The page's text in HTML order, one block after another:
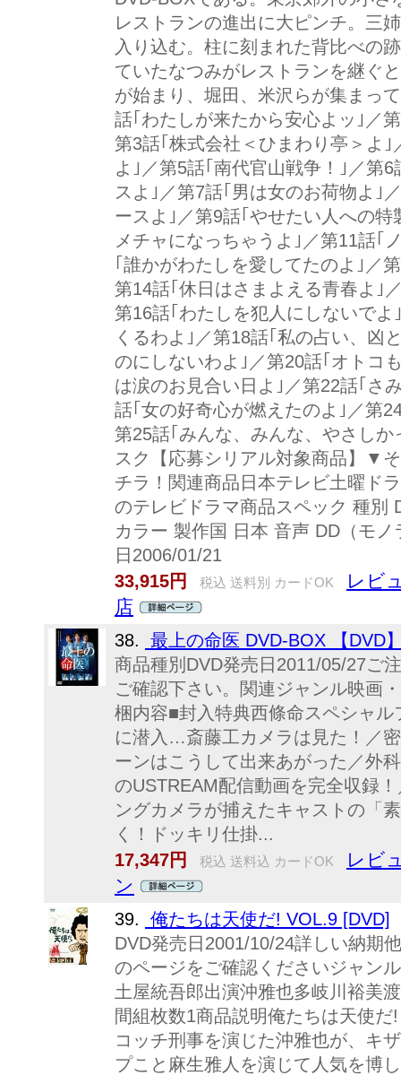
レストランの進出に大ピンチ。三
入り込む。柱に刻まれた背比べの
ていたなつみがレストランを継ぐ
が始まり、堀田、米沢らが集まっ
話｢わたしが来たから安心よッ｣／
第3話｢株式会社＜ひまわり亭＞よ
よ｣／第5話｢南代官山戦争！｣／第
スよ｣／第7話｢男は女のお荷物よ｣
ースよ｣／第9話｢やせたい人への
メチャになっちゃうよ｣／第11話｢
｢誰かがわたしを愛してたのよ｣／
第14話｢休日はさまよえる青春よ｣
第16話｢わたしを犯人にしないで
くるわよ｣／第18話｢私の占い、凶
のにしないわよ｣／第20話｢オトコ
は涙のお見合い日よ｣／第22話｢さ
話｢女の好奇心が燃えたのよ｣／第
第25話｢みんな、みんな、やさし
スク【応募シリアル対象商品】▼
チラ！関連商品日本テレビ土曜ド
のテレビドラマ商品スペック 種別
カラー 製作国 日本 音声 DD（
日2006/01/21
33,915円
税込 送料別 カードOK
レビ
店
38.
最上の命医 DVD-BOX 【DVD
商品種別DVD発売日2011/05/27ご
ご確認下さい。関連ジャンル映画
梱内容■封入特典西條命スペシャ
に潜入…斎藤工カメラは見た！／
ーンはこうして出来あがった／外
のUSTREAM配信動画を完全収録
ングカメラが捕えたキャストの「
く！ドッキリ仕掛...
17,347円
税込 送料込 カードOK
レビ
ン
39.
俺たちは天使だ! VOL.9 [DVD]
DVD発売日2001/10/24詳しい納期
のページをご確認くださいジャン
土屋統吾郎出演沖雅也多岐川裕美
間組枚数1商品説明俺たちは天使
コッチ刑事を演じた沖雅也が、キ
プこと麻生雅人を演じて人気を博